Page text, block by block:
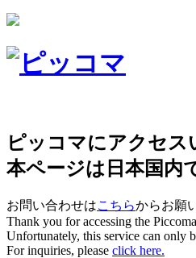
ピッコマにアクセス
本ページは日本国内
お問い合わせはこちらからお願
Thank you for accessing the
Unfortunately, this service can only
For inquiries, please click here.